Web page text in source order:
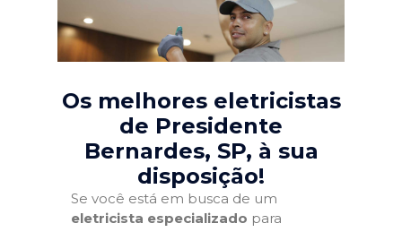
Os melhores eletricistas
de Presidente
Bernardes, SP, à sua
disposição!
Se você está em busca de um
eletricista especializado para